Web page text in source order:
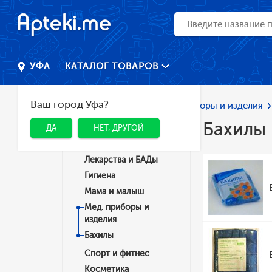
УФА
Ваш город Уфа?
ДА НЕТ, ДРУГОЙ
КАТАЛОГ ТОВАРОВ
Главная Каталог Мед. приборы и изделия
Категории
Лекарства и БАДы
Гигиена
Мама и малыш
Мед. приборы и
изделия
Бахилы
Спорт и фитнес
Косметика
Бахилы